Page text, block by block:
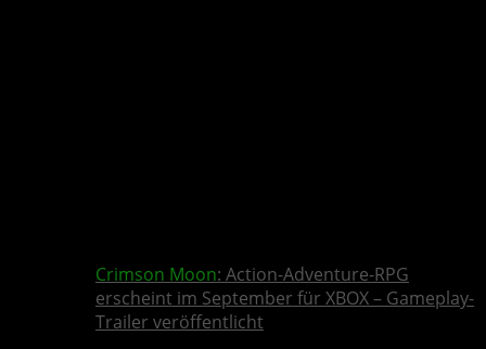
Crimson Moon: Action-Adventure-RPG
erscheint im September für XBOX – Gameplay-
Trailer veröffentlicht